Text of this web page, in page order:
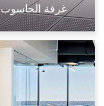
غرفة الحاسوب